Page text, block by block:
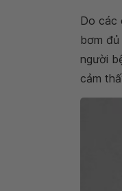
Do các
bơm
người
cảm